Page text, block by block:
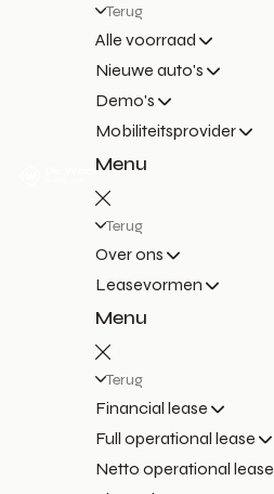
Terug
Alle voorraad
Nieuwe auto's
Demo's
Mobiliteitsprovider
Menu
Terug
Over ons
Leasevormen
Menu
Terug
Financial lease
Full operational lease
Netto operational lease